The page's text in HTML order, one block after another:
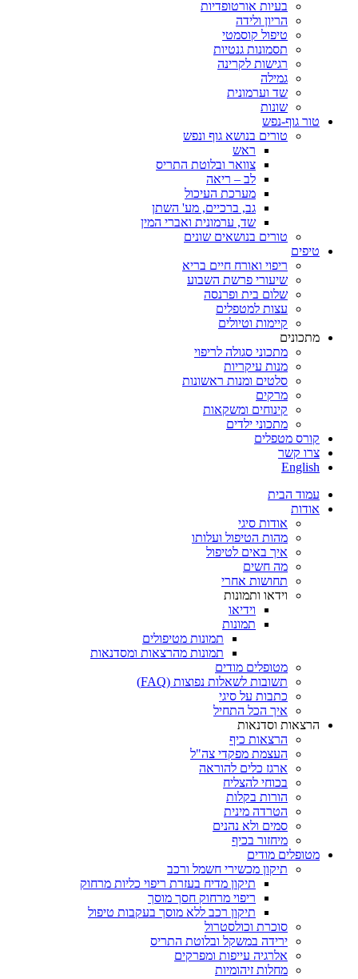
בעיות אורטופדיות
הריון ולידה
טיפול קוסמטי
תסמונות גנטיות
רגישות לקרינה
גמילה
שד וערמונית
שונות
טור גוף-נפש
טורים בנושא גוף ונפש
ראש
צוואר ובלוטת התריס
לב – ריאה
מערכת העיכול
גב, ברכיים, מע' השתן
שד, ערמונית ואברי המין
טורים בנושאים שונים
טיפים
ריפוי ואורח חיים בריא
שיעורי פרשת השבוע
שלום בית ופרנסה
עצות למטפלים
קיימות וטיולים
מתכונים
מתכוני סגולה לריפוי
מנות עיקריות
סלטים ומנות ראשונות
מרקים
קינוחים ומשקאות
מתכוני ילדים
קורס מטפלים
צרו קשר
English
עמוד הבית
אודות
אודות סיגי
מהות הטיפול ועלותו
איך באים לטיפול
מה חשים
תחושות אחרי
וידאו ותמונות
וידיאו
תמונות
תמונות מטיפולים
תמונות מהרצאות ומסדנאות
מטופלים מודים
תשובות לשאלות נפוצות (FAQ)
כתבות על סיגי
איך הכל התחיל
הרצאות וסדנאות
הרצאות כיף
העצמת מפקדי צה"ל
ארגז כלים להוראה
בכוחי להצליח
הורות בקלות
הטרדה מינית
סמים ולא נהנים
מיחזור בכיף
מטופלים מודים
תיקון מכשירי חשמל ורכב
תיקון מדיח בעזרת ריפוי כליות מרחוק
ריפוי מרחוק חסך מוסך
תיקון רכב ללא מוסך בעקבות טיפול
סוכרת וכולסטרול
ירידה במשקל ובלוטת התריס
אלרגיה עייפות ומפרקים
מחלות זיהומיות